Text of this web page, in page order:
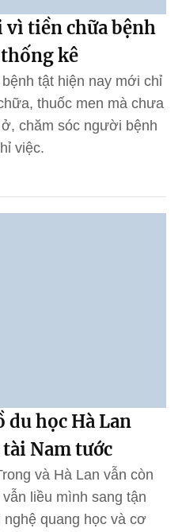
vì tiền chữa bệnh
kê
tật hiện nay mới chỉ
thuốc men mà chưa
chăm sóc người bệnh
việc.
học Hà Lan
Nam tước
và Hà Lan vẫn còn
liều mình sang tận
quang học và cơ